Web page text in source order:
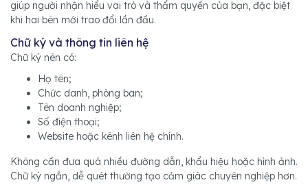
giúp người nhận hiểu vai trò và thẩm quyền của bạn, đặc biệt
khi hai bên mới trao đổi lần đầu.
Chữ ký và thông tin liên hệ
Chữ ký nên có:
Họ tên;
Chức danh, phòng ban;
Tên doanh nghiệp;
Số điện thoại;
Website hoặc kênh liên hệ chính.
Không cần đưa quá nhiều đường dẫn, khẩu hiệu hoặc hình ảnh.
Chữ ký ngắn, dễ quét thường tạo cảm giác chuyên nghiệp hơn.